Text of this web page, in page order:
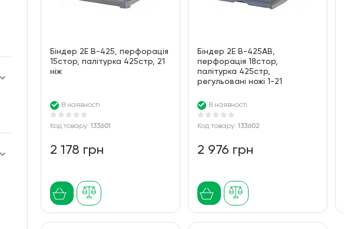
Біндер 2E B-425, перфорація
15стор, палітурка 425стр, 21
ніж
В наявності
Код товару: 133601
2 178 грн
Біндер 2E B-425AB,
перфорація 18стор,
палітурка 425стр,
регульовані ножі 1-21
В наявності
Код товару: 133602
2 976 грн